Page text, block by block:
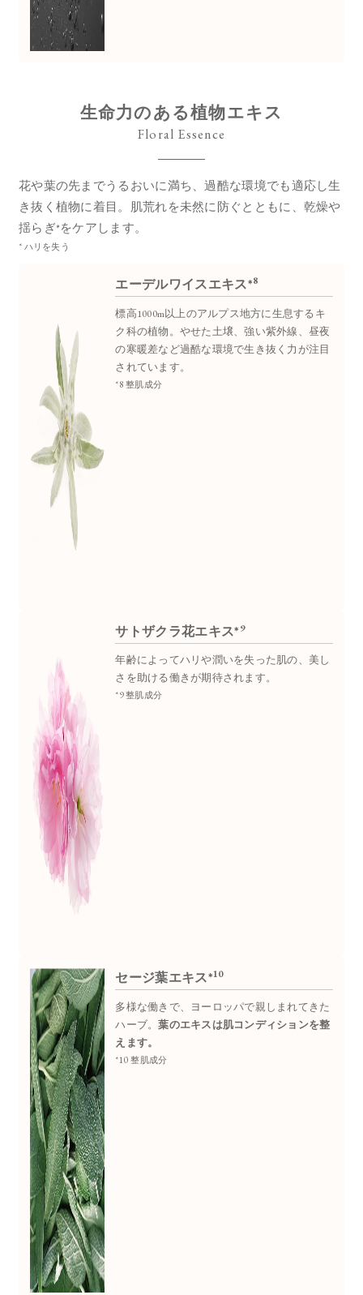
生命力のある植物エキス
Floral Essence
花や葉の先までうるおいに満ち、過酷な環境でも適応し生
き抜く植物に着目。 肌荒れを未然に防ぐとともに、乾燥や
揺らぎ*をケアします。
* ハリを失う
エーデルワイスエキス*8
標高1000m以上のアルプス地方に生息するキ
ク科の植物。やせた土壌、強い紫外線、昼夜
の寒暖差など過酷な環境で生き抜く力が注目
されています。
*8 整肌成分
サトザクラ花エキス*9
年齢によってハリや潤いを失った肌の、美し
さを助ける働きが期待されます。
*9 整肌成分
セージ葉エキス*10
多様な働きで、ヨーロッパで親しまれてきた
ハーブ。葉のエキスは肌コンディションを整
えます。
*10 整肌成分